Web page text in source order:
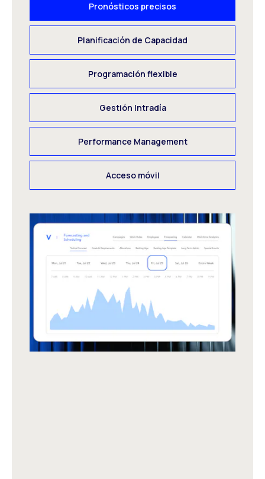
Pronósticos precisos
Planificación de Capacidad
Programación flexible
Gestión Intradía
Performance Management
Acceso móvil